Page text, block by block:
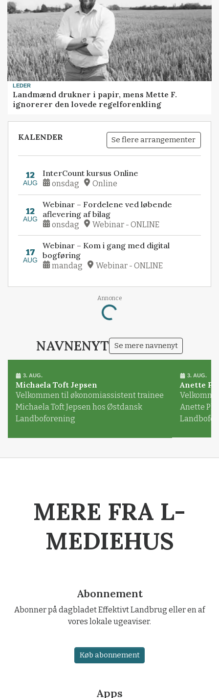
LEDER
Landmænd drukner i papir, mens Mette F.
ignorerer den lovede regelforenkling
KALENDER Se flere arrangementer
12
AUG
InterCount kursus Online
onsdag Online
12
AUG
Webinar – Fordelene ved løbende
aflevering af bilag
onsdag Webinar - ONLINE
17
AUG
Webinar – Kom i gang med digital
bogføring
mandag Webinar - ONLINE
Annonce
Loading...
NAVNENYT Se mere navnenyt
3. AUG.
Michaela Toft Jepsen
Velkommen til økonomiassistent trainee
Michaela Toft Jepsen hos Østdansk
Landboforening
3. AUG.
Anette
Anette
MERE FRA L-
MEDIEHUS
Abonnement
Abonner på dagbladet Effektivt Landbrug eller en af
vores lokale ugeaviser.
Køb abonnement
Apps